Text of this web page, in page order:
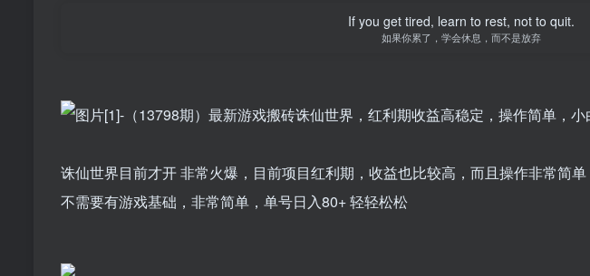
If you get tired, learn to rest, not to quit.
如果你累了，学会休息，而不是放弃
诛仙世界目前才开 非常火爆，目前项目红利期，收益也比较高，而且操作非常简
不需要有游戏基础，非常简单，单号日入80+ 轻轻松松